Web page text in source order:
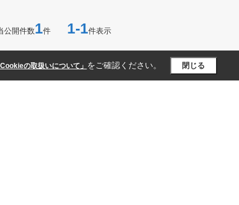
公開件数1件 1-1件表示
の取扱いについて」 をご確認ください。 閉じる